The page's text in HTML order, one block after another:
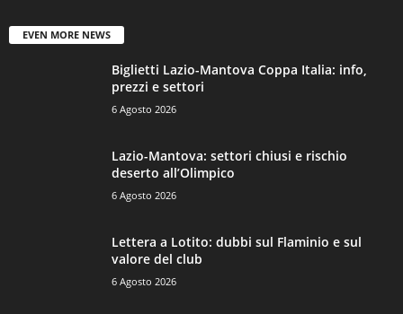
EVEN MORE NEWS
Biglietti Lazio-Mantova Coppa Italia: info,
prezzi e settori
6 Agosto 2026
Lazio-Mantova: settori chiusi e rischio
deserto all’Olimpico
6 Agosto 2026
Lettera a Lotito: dubbi sul Flaminio e sul
valore del club
6 Agosto 2026